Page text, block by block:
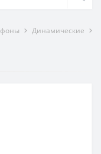
Динамические